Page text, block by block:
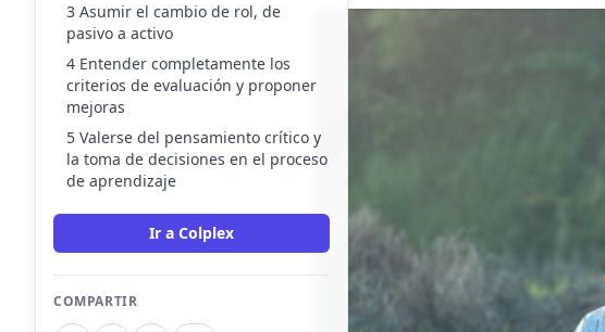
3 Asumir el cambio de rol, de
pasivo a activo
4 Entender completamente los
criterios de evaluación y proponer
mejoras
5 Valerse del pensamiento crítico y
la toma de decisiones en el proceso
de aprendizaje
Ir a Colplex
COMPARTIR